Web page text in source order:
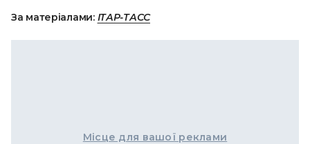
За матеріалами: ІТАР-ТАСС
Місце для вашої реклами